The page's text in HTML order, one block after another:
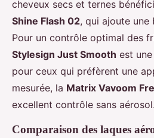
cheveux secs et ternes
Shine Flash 02, qui ajoute une
Pour un contrôle optimal des
Stylesign Just Smooth est
pour ceux qui préfèrent une
mesurée, la Matrix Vavoom
excellent contrôle sans aérosol.
Comparaison des laques